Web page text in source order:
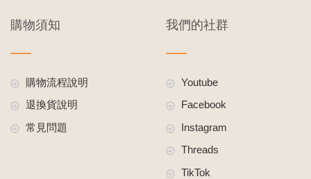
購物須知
購物流程說明
退換貨說明
常見問題
我們的社群
Youtube
Facebook
Instagram
Threads
TikTok